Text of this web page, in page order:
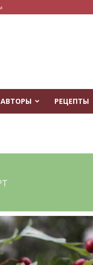
АВТОРЫ РЕЦЕПТЫ